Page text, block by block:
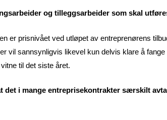
og tilleggsarbeider som skal
er prisnivået ved utløpet av entreprenørens
vil sannsynligvis likevel kun delvis klare å
til det siste året.
det i mange entreprisekontrakter særskilt